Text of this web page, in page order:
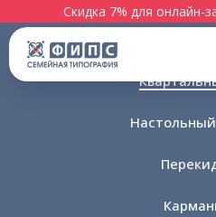
Скидка 7% для онлайн-